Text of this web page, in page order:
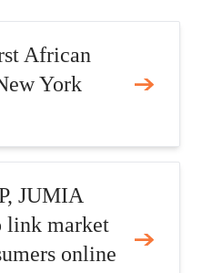
African
York
JUMIA
link market
online